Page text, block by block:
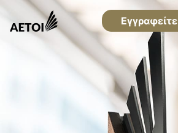
Εγγραφείτε